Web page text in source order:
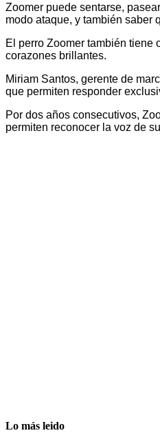
Zoomer puede sentarse,
modo ataque, y también saber
El perro Zoomer también tiene
corazones brillantes.
Miriam Santos, gerente de
que permiten responder
Por dos años consecutivos,
permiten reconocer la voz de
Lo más leido